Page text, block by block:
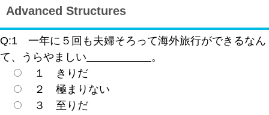
Advanced Structures
Q:1 一年に５回も夫婦そろって海外旅行ができるなん
て、うらやましい
。
１ きりだ
２ 極まりない
３ 至りだ